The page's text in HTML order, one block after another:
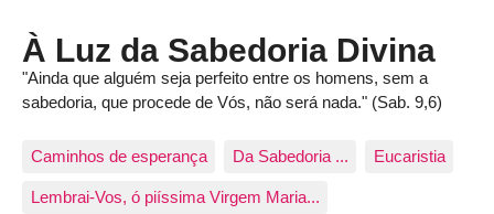
À Luz da Sabedoria Divina
"Ainda que alguém seja perfeito entre os homens, sem a
sabedoria, que procede de Vós, não será nada." (Sab. 9,6)
Caminhos de esperança Da Sabedoria ... Eucaristia
Lembrai-Vos, ó piíssima Virgem Maria...